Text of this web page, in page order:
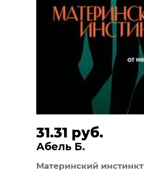
31.31 руб.
Абель Б.
Материнский инстинкт